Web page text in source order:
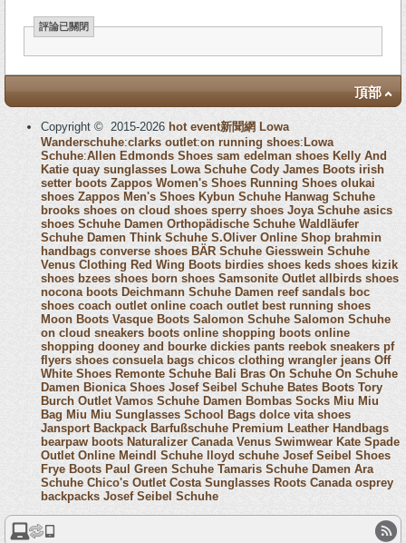
評論已關閉
頂部
Copyright © 2015-2026 hot event新聞網 Lowa
Wanderschuhe:clarks outlet:on running shoes: Lowa
Schuhe:Allen Edmonds Shoes sam edelman shoes Kelly And
Katie quay sunglasses Lowa Schuhe Cody James Boots irish
setter boots Zappos Women's Shoes Running Shoes olukai
shoes Zappos Men's Shoes Kybun Schuhe Hanwag Schuhe
brooks shoes on cloud shoes sperry shoes Joya Schuhe asics
shoes Schuhe Damen Orthopädische Schuhe Waldläufer
Schuhe Damen Think Schuhe S.Oliver Online Shop brahmin
handbags converse shoes BÄR Schuhe Giesswein Schuhe
Venus Clothing Red Wing Boots birdies shoes keds shoes kizik
shoes bzees shoes born shoes Samsonite Outlet allbirds shoes
nocona boots Deichmann Schuhe Damen reef sandals boc
shoes coach outlet online coach outlet best running shoes
Moon Boots Vasque Boots Salomon Schuhe Salomon Schuhe
on cloud sneakers boots online shopping boots online
shopping dooney and bourke dickies pants reebok sneakers pf
flyers shoes consuela bags chicos clothing wrangler jeans Off
White Shoes Remonte Schuhe Bali Bras On Schuhe On Schuhe
Damen Bionica Shoes Josef Seibel Schuhe Bates Boots Tory
Burch Outlet Vamos Schuhe Damen Bombas Socks Miu Miu
Bag Miu Miu Sunglasses School Bags dolce vita shoes
Jansport Backpack Barfußschuhe Premium Leather Handbags
bearpaw boots Naturalizer Canada Venus Swimwear Kate Spade
Outlet Online Meindl Schuhe lloyd schuhe Josef Seibel Shoes
Frye Boots Paul Green Schuhe Tamaris Schuhe Damen Ara
Schuhe Chico's Outlet Costa Sunglasses Roots Canada osprey
backpacks Josef Seibel Schuhe